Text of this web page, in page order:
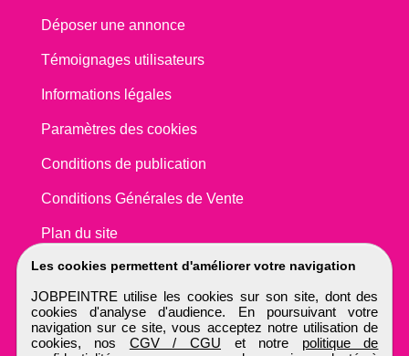
Les cookies permettent d'améliorer votre navigation
JOBPEINTRE utilise les cookies sur son site, dont des
cookies d'analyse d'audience. En poursuivant votre
navigation sur ce site, vous acceptez notre utilisation de
cookies, nos CGV / CGU et notre politique de
Déposer une annonce
Témoignages utilisateurs
Informations légales
Paramètres des cookies
Conditions de publication
Conditions Générales de Vente
Plan du site